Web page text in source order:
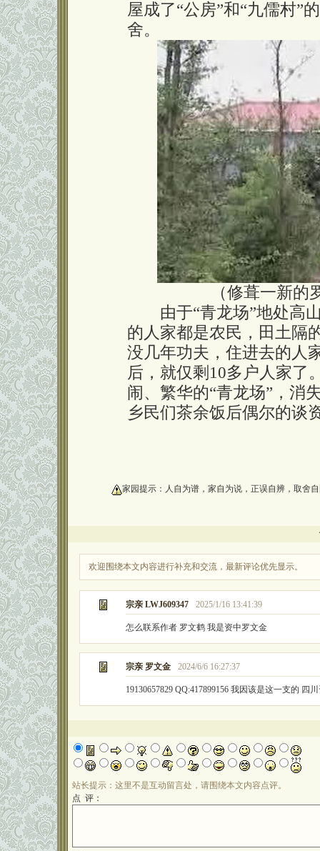
屋成了“公房”和“九儒村”
舍。
（修葺一新
由于“青龙场”地处高山
的人家都是农民，田土隔
没几年功夫，住进去的人
后，就仅剩10多户人家了
闹、繁华的“青龙场”，消
乡民们茶余饭后偶尔的谈
家园提示：人自为谱，家自为说，正误自辨，取舍
欢迎围绕本文内容进行补充和交流，最新评论优先显示。
宗亲 LWJ609347 2025/1/16 13:41:39
怎么联系作者 罗文鹤 我是资中罗文金
宗亲 罗文金 2024/6/6 16:27:37
19130657829 QQ:417899156 我因该是这一支的 四
站长提示：这里不是互动留言处，请围绕本文内容点评。
点 评：